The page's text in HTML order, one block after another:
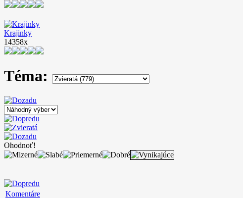
Krajinky
14358x
Téma:
Ohodnoť!
Komentáre